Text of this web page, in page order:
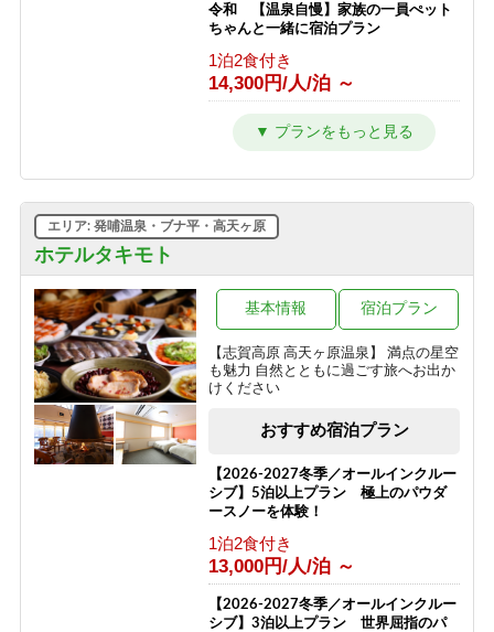
1泊2食付き
【暑さから逃げる旅】チェックイン日
の15時に気温25度以上で志賀高原ビー
ルプレゼント！＜2食付＞
10,300円/人/泊 ～
令和 【温泉自慢】家族の一員ぺット
ちゃんと一緒に宿泊プラン
1泊2食付き
14,300円/人/泊 ～
令和 とろける旨さ信州牛すき焼きプ
ラン【温泉・信州牛をご堪能】
令和 訳ありプラン トイレ洗面所な
12,100円/人/泊 ～
ホテルタキモト
エリア: 発哺温泉・ブナ平・高天ヶ原
【志賀高原 高天ヶ原温泉】 満点の星空
も魅力 自然とともに過ごす旅へお出か
けください
基本情報 宿泊プラン
おすすめ宿泊プラン
【2026-2027冬季／オールインクルー
シブ】5泊以上プラン 極上のパウダ
ースノーを体験！
1泊2食付き
13,000円/人/泊 ～
【2026-2027冬季／オールインクルー
シブ】3泊以上プラン 世界屈指のパ